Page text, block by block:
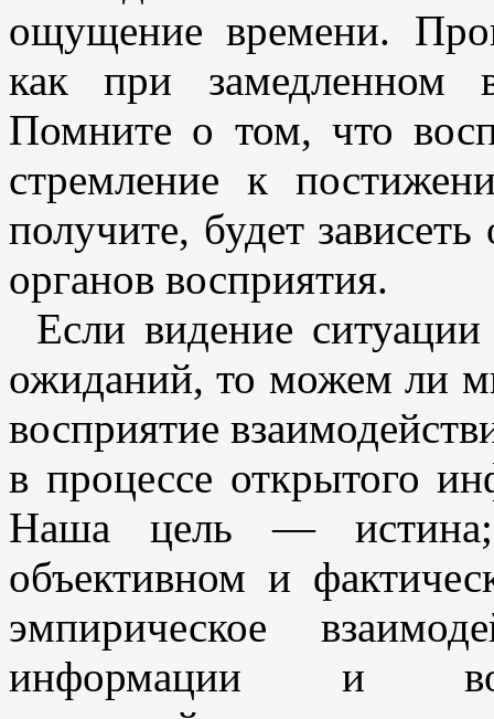
ощущение времени.
как при замедленном
Помните о том, что
стремление к
получите, будет
органов восприятия.
Если видение
ожиданий, то можем ли
восприятие
в процессе открытого
Наша цель —
объективном и
эмпирическое
информации и